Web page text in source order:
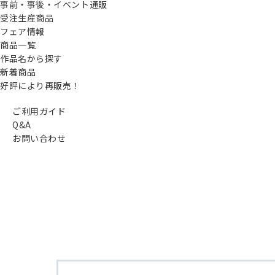
事前・事後・イベント通販
受注生産商品
フェア情報
商品一覧
作品名から探す
新着商品
好評により再販売！
ご利用ガイド
Q&A
お問い合わせ